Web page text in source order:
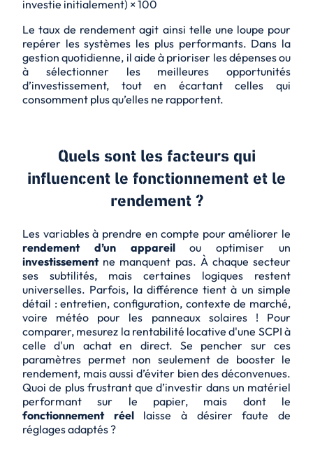
investie initialement) × 100
Le taux de rendement agit ainsi telle une loupe pour
repérer les systèmes les plus performants. Dans la
gestion quotidienne, il aide à prioriser les dépenses ou
à sélectionner les meilleures opportunités
d’investissement, tout en écartant celles qui
consomment plus qu’elles ne rapportent.
Quels sont les facteurs qui
influencent le fonctionnement et le
rendement ?
Les variables à prendre en compte pour améliorer le
rendement d’un appareilou optimiser un
investissementne manquent pas. À chaque secteur
ses subtilités, mais certaines logiques restent
universelles. Parfois, la différence tient à un simple
détail : entretien, configuration, contexte de marché,
voire météo pour les panneaux solaires ! Pour
comparer, mesurez la rentabilité locative d'une SCPI à
celle d'un achat en direct. Se pencher sur ces
paramètres permet non seulement de booster le
rendement, mais aussi d’éviter bien des déconvenues.
Quoi de plus frustrant que d’investir dans un matériel
performant sur le papier, mais dont le
fonctionnement réellaisse à désirer faute de
réglages adaptés ?